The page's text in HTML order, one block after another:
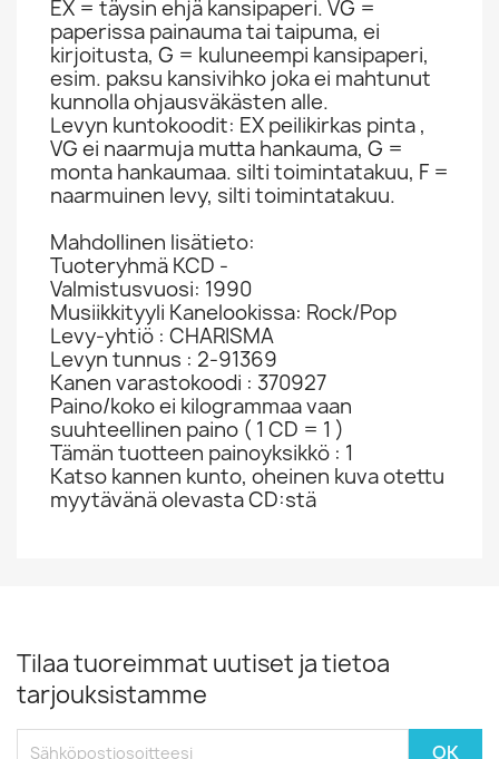
EX = täysin ehjä kansipaperi. VG =
paperissa painauma tai taipuma, ei
kirjoitusta, G = kuluneempi kansipaperi,
esim. paksu kansivihko joka ei mahtunut
kunnolla ohjausväkästen alle.
Levyn kuntokoodit: EX peilikirkas pinta ,
VG ei naarmuja mutta hankauma, G =
monta hankaumaa. silti toimintatakuu, F =
naarmuinen levy, silti toimintatakuu.
Mahdollinen lisätieto:
Tuoteryhmä KCD -
Valmistusvuosi: 1990
Musiikkityyli Kanelookissa: Rock/Pop
Levy-yhtiö : CHARISMA
Levyn tunnus : 2-91369
Kanen varastokoodi : 370927
Paino/koko ei kilogrammaa vaan
suuhteellinen paino ( 1 CD = 1 )
Tämän tuotteen painoyksikkö : 1
Katso kannen kunto, oheinen kuva otettu
myytävänä olevasta CD:stä
Tilaa tuoreimmat uutiset ja tietoa
tarjouksistamme